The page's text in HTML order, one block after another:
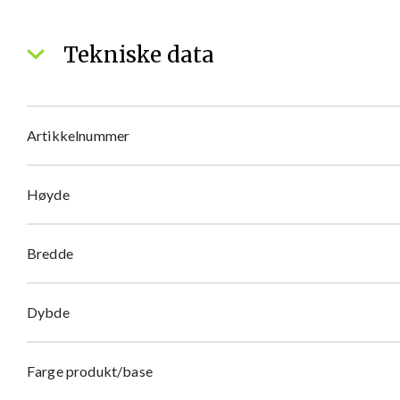
Tekniske data
Artikkelnummer
Høyde
Bredde
Dybde
Farge produkt/base